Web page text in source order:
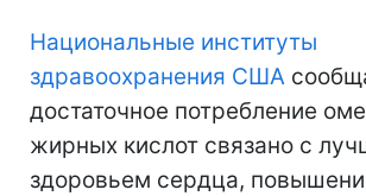
Национальные институты
здравоохранения США
достаточное потребление
жирных кислот связано с
здоровьем сердца,